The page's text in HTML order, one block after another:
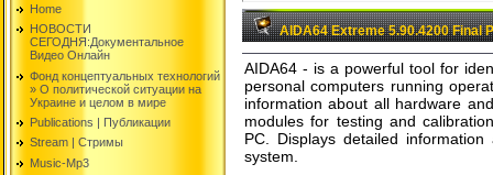
Home
НОВОСТИ
СЕГОДНЯ:Документальнoе
Видео Oнлайн
Фонд концептуальных технологий
» O политической ситуации на
Украине и целом в мире
Publications | Публикации
Stream | Стримы
Music-Mp3
AIDA64 Extreme 5.90.4200 Final
AIDA64 - is a powerful tool for
personal computers running
information about all hardware
modules for testing and
PC. Displays detailed
system.